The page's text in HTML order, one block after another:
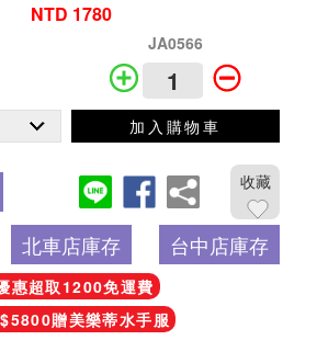
NTD 1780
JA0566
加入購物車
收藏
北車店庫存 台中店庫存
惠超取1200免運費
贈美樂蒂水手服